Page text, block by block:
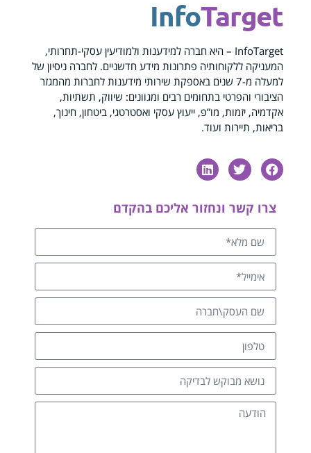
InfoTarget
InfoTarget – היא חברה למידענות ולמודיעין עסקי-תחרותי,
המעניקה ללקוחותיה פתרונות מידע חדשניים. לחברה ניסיון של
למעלה מ-7 שנים באספקת שירותי מידענות לחברות מהמגזר
הציבורי והפרטי בתחומים רבים ומגוונים: שיווק, תשתיות,
אקדמיה, יזמות, מו”פ, ייעוץ עסקי ואסטרטגי, ביטחון, חינוך,
בריאות, תיירות ועוד.
צרו קשר ונחזור אליכם בהקדם